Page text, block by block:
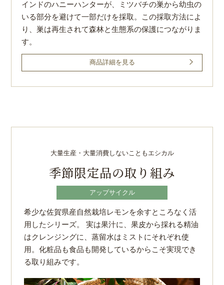
インドのハニーハンターが、ミツバチの巣から幼虫の
いる部分を避けて一部だけを採取。この採取方法によ
り、巣は再生されて森林と生態系の保護につながりま
す。
商品詳細を見る
大量生産・大量消費しないこともエシカル
季節限定品の取り組み
アップサイクル
希少な佐賀県産自然栽培レモンを余すところなく活
用したシリーズ。
実は果汁に、果皮から採れる精油
はクレンジングに、蒸留水はミストにそれぞれ使
用。化粧品も食品も開発しているからこそ実現でき
る取り組みです。